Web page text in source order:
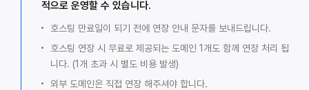
적으로 운영할 수 있습니다.
호스팅 만료일이 되기 전에 연장 안내 문자를 보내드립니다.
호스팅 연장 시 무료로 제공되는 도메인 1개도 함께 연장 처리 됩
니다. (1개 초과 시 별도 비용 발생)
외부 도메인은 직접 연장 해주셔야 합니다.